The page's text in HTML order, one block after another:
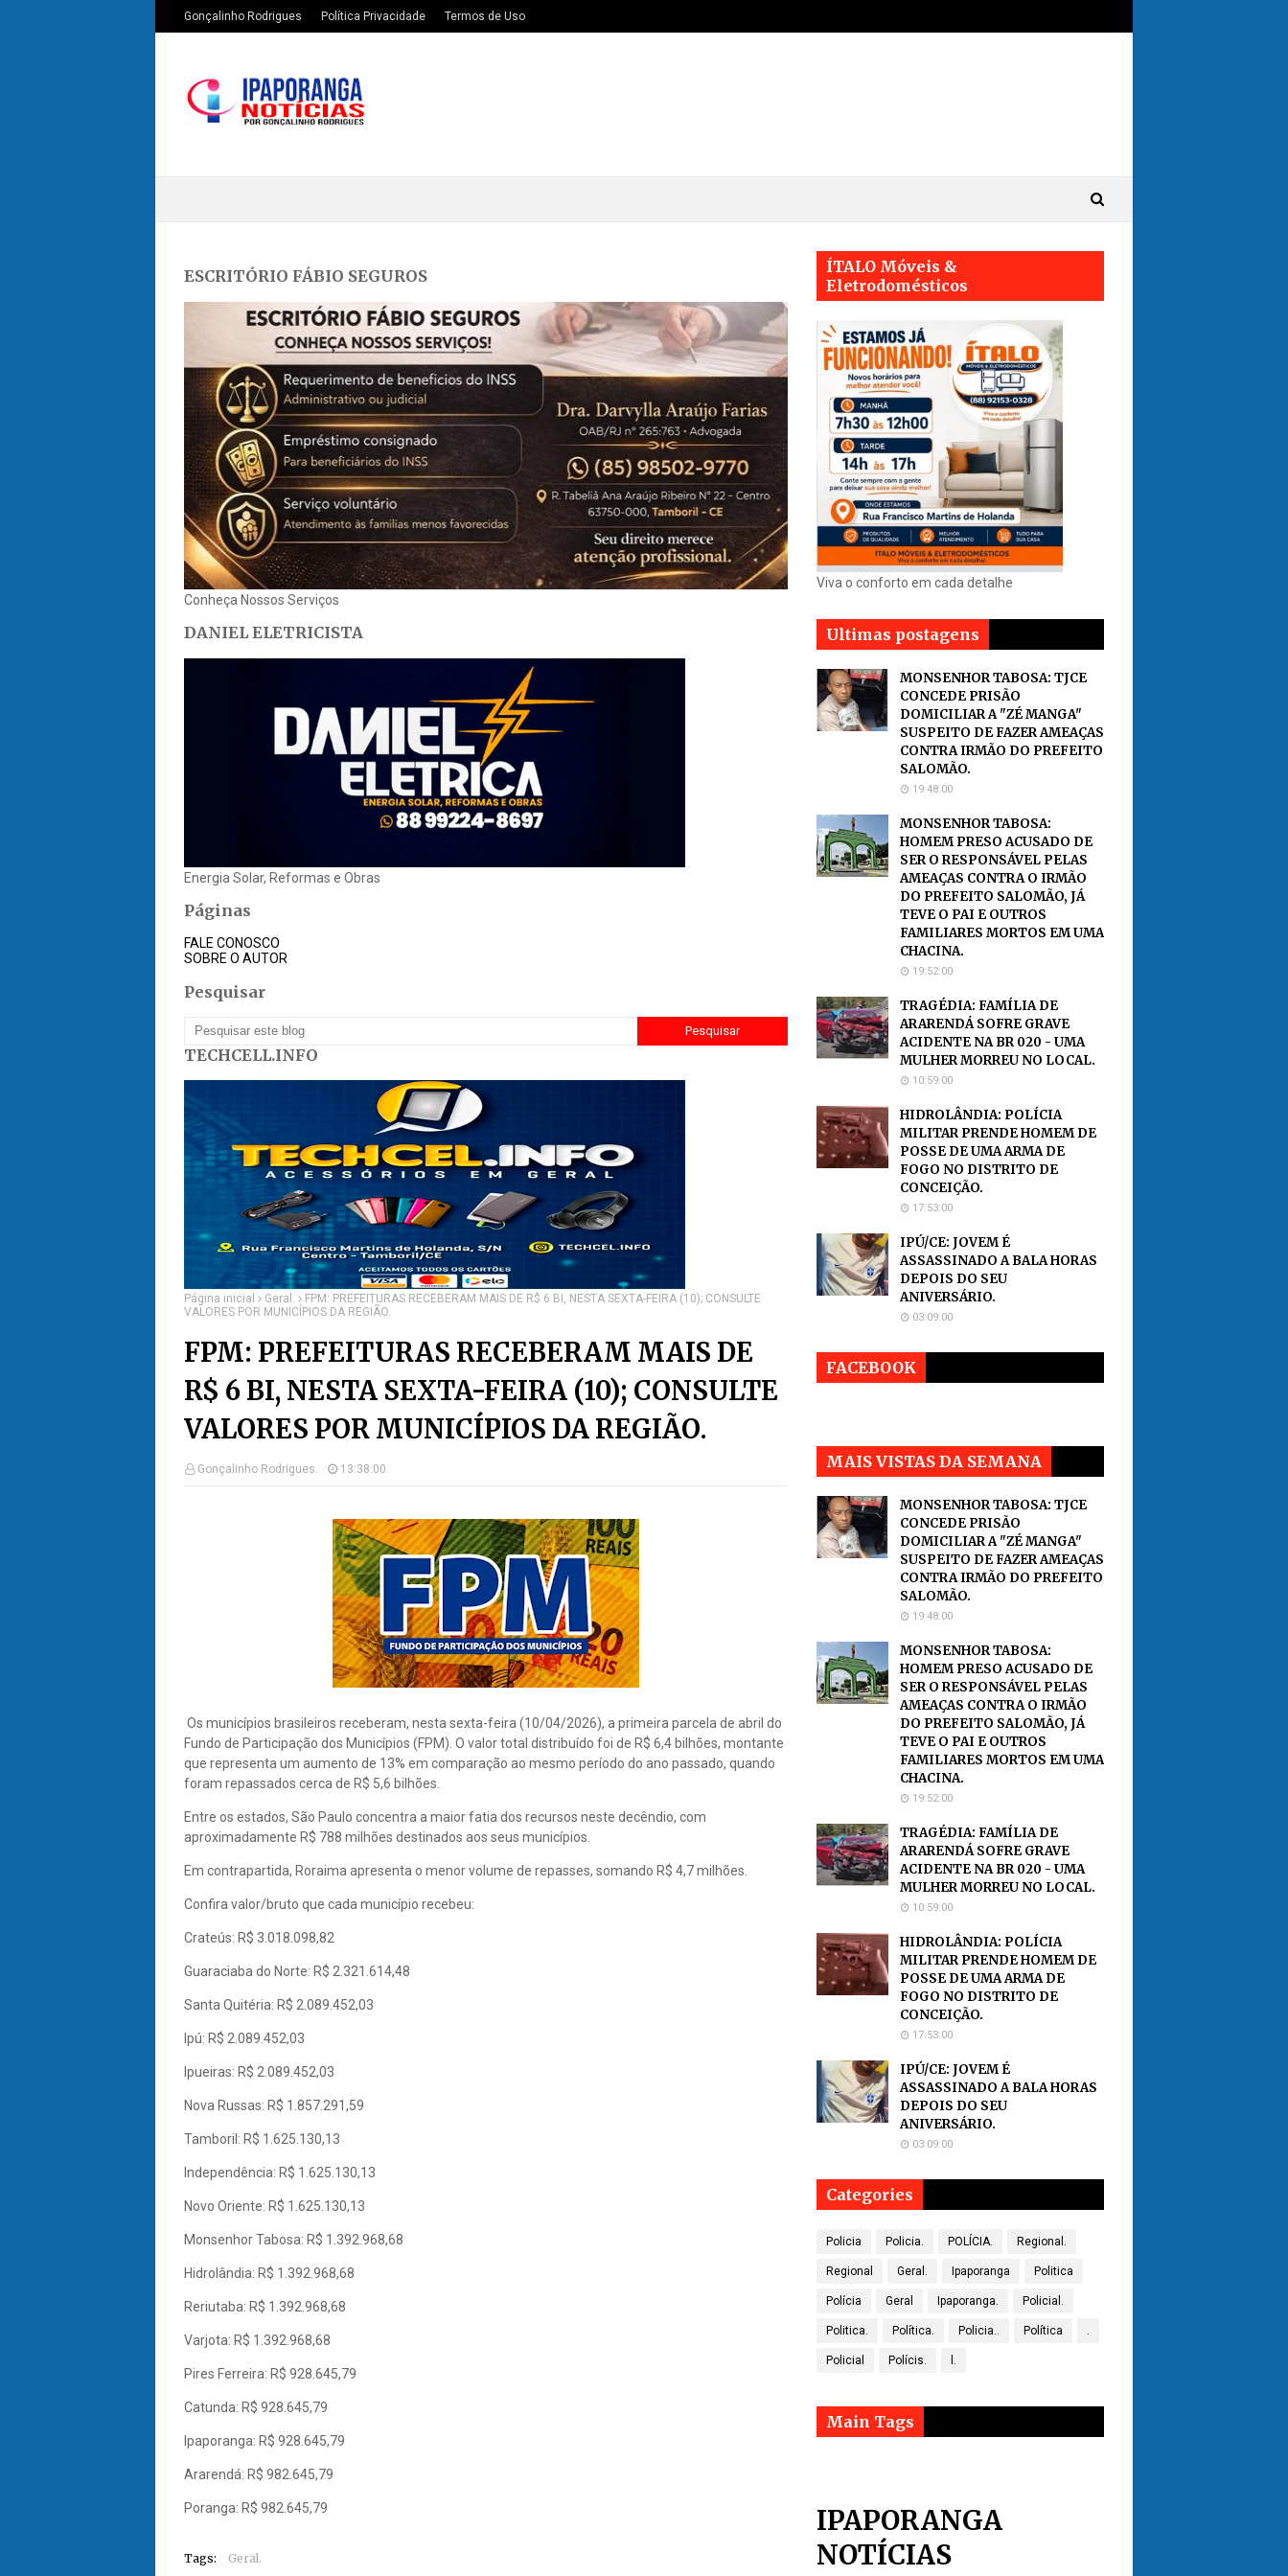
Gonçalinho Rodrigues Política Privacidade Termos de Uso
ESCRITÓRIO FÁBIO SEGUROS
Conheça Nossos Serviços
DANIEL ELETRICISTA
Energia Solar, Reformas e Obras
Páginas
FALE CONOSCO
SOBRE O AUTOR
Pesquisar
TECHCELL.INFO
Página inicial Geral.
FPM: PREFEITURAS RECEBERAM MAIS DE R$ 6 BI, NESTA SEXTA-FEIRA (10); CONSULTE
VALORES POR MUNICÍPIOS DA REGIÃO.
FPM: PREFEITURAS RECEBERAM MAIS DE
R$ 6 BI, NESTA SEXTA-FEIRA (10); CONSULTE
VALORES POR MUNICÍPIOS DA REGIÃO.
Gonçalinho Rodrigues. 13:38:00
Os municípios brasileiros receberam, nesta sexta-feira (10/04/2026), a primeira parcela de abril do
Fundo de Participação dos Municípios (FPM). O valor total distribuído foi de R$ 6,4 bilhões, montante
que representa um aumento de 13% em comparação ao mesmo período do ano passado, quando
foram repassados cerca de R$ 5,6 bilhões.
Entre os estados, São Paulo concentra a maior fatia dos recursos neste decêndio, com
aproximadamente R$ 788 milhões destinados aos seus municípios.
Em contrapartida, Roraima apresenta o menor volume de repasses, somando R$ 4,7 milhões.
Confira valor/bruto que cada município recebeu:
Crateús: R$ 3.018.098,82
Guaraciaba do Norte: R$ 2.321.614,48
Santa Quitéria: R$ 2.089.452,03
Ipú: R$ 2.089.452,03
Ipueiras: R$ 2.089.452,03
Nova Russas: R$ 1.857.291,59
Tamboril: R$ 1.625.130,13
Independência: R$ 1.625.130,13
Novo Oriente: R$ 1.625.130,13
Monsenhor Tabosa: R$ 1.392.968,68
Hidrolândia: R$ 1.392.968,68
Reriutaba: R$ 1.392.968,68
Varjota: R$ 1.392.968,68
Pires Ferreira: R$ 928.645,79
Catunda: R$ 928.645,79
Ipaporanga: R$ 928.645,79
Ararendá: R$ 982.645,79
Poranga: R$ 982.645,79
Tags: Geral.
ÍTALO Móveis &
Eletrodomésticos
Viva o conforto em cada detalhe
Ultimas postagens
MONSENHOR TABOSA: TJCE
CONCEDE PRISÃO
DOMICILIAR A "ZÉ MANGA"
SUSPEITO DE FAZER AMEAÇAS
CONTRA IRMÃO DO PREFEITO
SALOMÃO.
19:48:00
MONSENHOR TABOSA:
HOMEM PRESO ACUSADO DE
SER O RESPONSÁVEL PELAS
AMEAÇAS CONTRA O IRMÃO
DO PREFEITO SALOMÃO, JÁ
TEVE O PAI E OUTROS
FAMILIARES MORTOS EM UMA
CHACINA.
19:52:00
TRAGÉDIA: FAMÍLIA DE
ARARENDÁ SOFRE GRAVE
ACIDENTE NA BR 020 - UMA
MULHER MORREU NO LOCAL.
10:59:00
HIDROLÂNDIA: POLÍCIA
MILITAR PRENDE HOMEM DE
POSSE DE UMA ARMA DE
FOGO NO DISTRITO DE
CONCEIÇÃO.
17:53:00
IPÚ/CE: JOVEM É
ASSASSINADO A BALA HORAS
DEPOIS DO SEU
ANIVERSÁRIO.
03:09:00
FACEBOOK
MAIS VISTAS DA SEMANA
MONSENHOR TABOSA: TJCE
CONCEDE PRISÃO
DOMICILIAR A "ZÉ MANGA"
SUSPEITO DE FAZER AMEAÇAS
CONTRA IRMÃO DO PREFEITO
SALOMÃO.
19:48:00
MONSENHOR TABOSA:
HOMEM PRESO ACUSADO DE
SER O RESPONSÁVEL PELAS
AMEAÇAS CONTRA O IRMÃO
DO PREFEITO SALOMÃO, JÁ
TEVE O PAI E OUTROS
FAMILIARES MORTOS EM UMA
CHACINA.
19:52:00
TRAGÉDIA: FAMÍLIA DE
ARARENDÁ SOFRE GRAVE
ACIDENTE NA BR 020 - UMA
MULHER MORREU NO LOCAL.
10:59:00
HIDROLÂNDIA: POLÍCIA
MILITAR PRENDE HOMEM DE
POSSE DE UMA ARMA DE
FOGO NO DISTRITO DE
CONCEIÇÃO.
17:53:00
IPÚ/CE: JOVEM É
ASSASSINADO A BALA HORAS
DEPOIS DO SEU
ANIVERSÁRIO.
03:09:00
Categories
Policia Policia. POLÍCIA. Regional.
Regional Geral. Ipaporanga Politica
Polícia Geral Ipaporanga. Policial.
Politica. Política. Policia.. Política .
Policial Polícis. l.
Main Tags
IPAPORANGA
NOTÍCIAS